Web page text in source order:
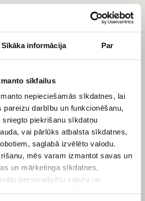
Sīkāka informācija Par
sīkfailus
nepieciešamās sīkdatnes, lai
pareizu darbību un funkcionēšanu,
sniegto piekrišanu sīkdatņu
vai pārlūks atbalsta sīkdatnes,
saglabā izvēlēto valodu.
mēs varam izmantot savas un
un mārketinga sīkdatnes,
personalizētu saturu un